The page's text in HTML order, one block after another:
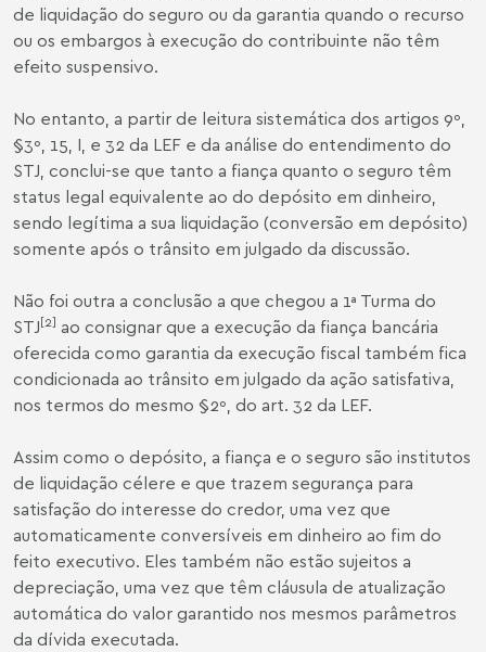
de liquidação do seguro ou da garantia quando o recurso
ou os embargos à execução do contribuinte não têm
efeito suspensivo.
No entanto, a partir de leitura sistemática dos artigos 9º,
§3º, 15, I, e 32 da LEF e da análise do entendimento do
STJ, conclui-se que tanto a fiança quanto o seguro têm
status legal equivalente ao do depósito em dinheiro,
sendo legítima a sua liquidação (conversão em depósito)
somente após o trânsito em julgado da discussão.
Não foi outra a conclusão a que chegou a 1ª Turma do
STJ[2] ao consignar que a execução da fiança bancária
oferecida como garantia da execução fiscal também fica
condicionada ao trânsito em julgado da ação satisfativa,
nos termos do mesmo §2º, do art. 32 da LEF.
Assim como o depósito, a fiança e o seguro são institutos
de liquidação célere e que trazem segurança para
satisfação do interesse do credor, uma vez que
automaticamente conversíveis em dinheiro ao fim do
feito executivo. Eles também não estão sujeitos a
depreciação, uma vez que têm cláusula de atualização
automática do valor garantido nos mesmos parâmetros
da dívida executada.